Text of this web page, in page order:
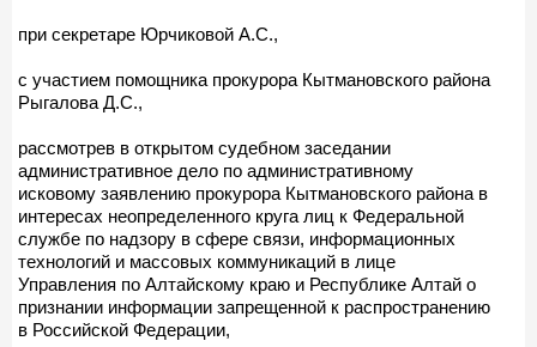
при секретаре Юрчиковой А.С.,
с участием помощника прокурора Кытмановского района
Рыгалова Д.С.,
рассмотрев в открытом судебном заседании
административное дело по административному
исковому заявлению прокурора Кытмановского района в
интересах неопределенного круга лиц к Федеральной
службе по надзору в сфере связи, информационных
технологий и массовых коммуникаций в лице
Управления по Алтайскому краю и Республике Алтай о
признании информации запрещенной к распространению
в Российской Федерации,